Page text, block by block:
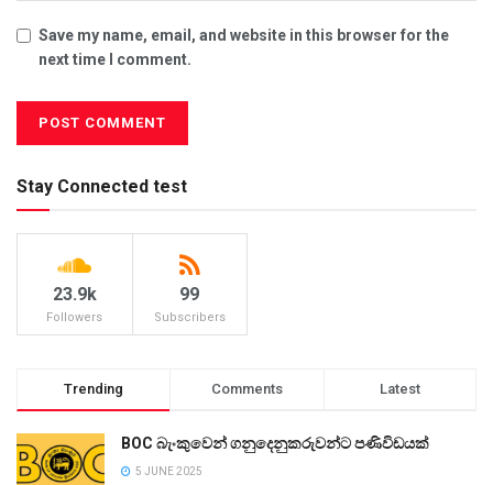
Save my name, email, and website in this browser for the
next time I comment.
Stay Connected test
23.9k
Followers
99
Subscribers
Trending Comments Latest
BOC බැංකුවෙන් ගනුදෙනුකරුවන්ට පණිවිඩයක්
5 JUNE 2025